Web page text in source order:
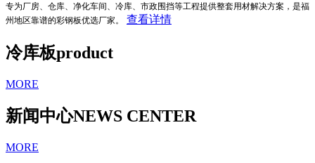
专为厂房、仓库、净化车间、冷库、市政围挡等工程提供整套用材解决方案，是福
州地区靠谱的彩钢板优选厂家。
查看详情
冷库板product
MORE
新闻中心NEWS CENTER
MORE